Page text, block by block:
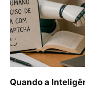
Quando a